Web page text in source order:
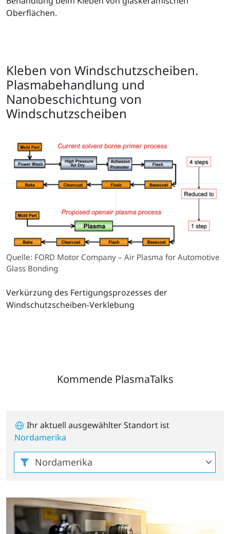
Oberflächen.
Kleben von Windschutzscheiben.
Plasmabehandlung und
Nanobeschichtung von
Windschutzscheiben
Quelle: FORD Motor Company – Air Plasma for Automotive
Glass Bonding
Verkürzung des Fertigungsprozesses der
Windschutzscheiben-Verklebung
Kommende PlasmaTalks
Ihr aktuell ausgewählter Standort ist
Nordamerika